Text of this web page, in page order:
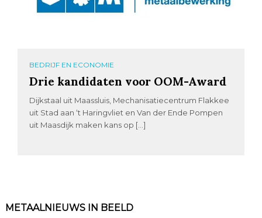
BEDRIJF EN ECONOMIE
Drie kandidaten voor OOM-Award
Dijkstaal uit Maassluis, Mechanisatiecentrum Flakkee
uit Stad aan ‘t Haringvliet en Van der Ende Pompen
uit Maasdijk maken kans op […]
METAALNIEUWS IN BEELD